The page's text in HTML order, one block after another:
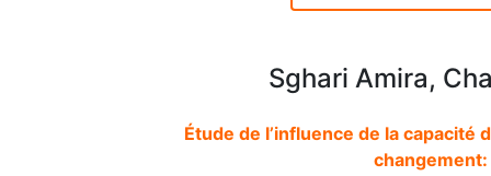
Sghari Amira,
Étude de l’influence de la
changement: